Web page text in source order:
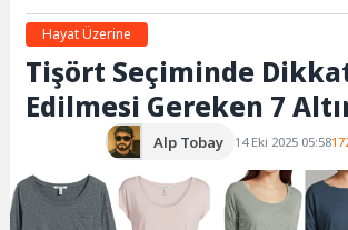
Hayat Üzerine
Tişört Seçiminde
Edilmesi Gereken 7
Alp Tobay 14 Eki 2025 05:58